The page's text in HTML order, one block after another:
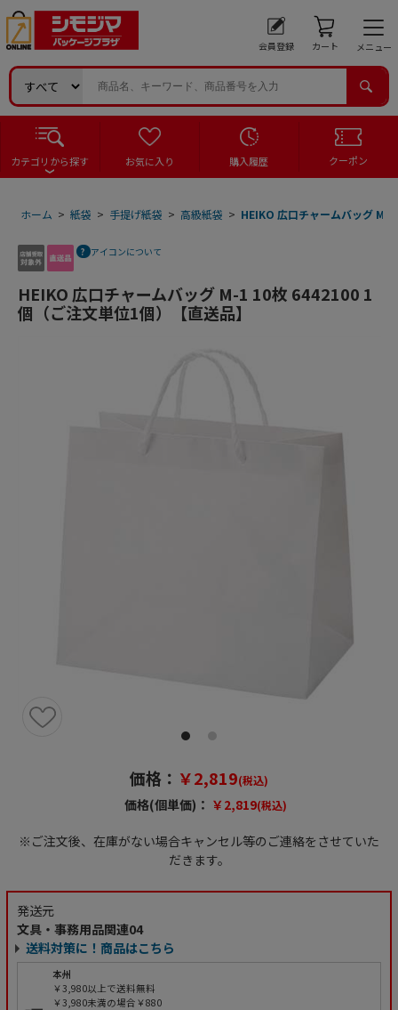
会員登録 カート メニュー
カテゴリから探す お気に入り 購入履歴 クーポン
ホーム > 紙袋 > 手提げ紙袋 > 高級紙袋 > HEIKO 広口チャームバッグ M-
アイコンについて
HEIKO 広口チャームバッグ M-1 10枚 6442100 1
個（ご注文単位1個）【直送品】
価格： ￥2,819(税込)
価格(個単価)： ￥2,819(税込)
※ご注文後、在庫がない場合キャンセル等のご連絡をさせていた
だきます。
発送元
文具・事務用品関連04
送料対策に！商品はこちら
本州
￥3,980以上で送料無料
￥3,980未満の場合￥880